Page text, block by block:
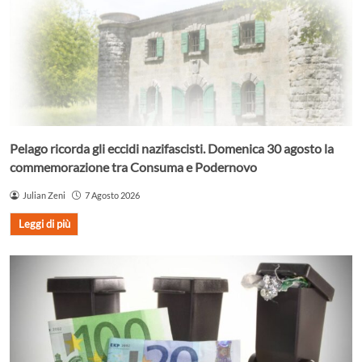
Pelago ricorda gli eccidi nazifascisti. Domenica 30 agosto la
commemorazione tra Consuma e Podernovo
Julian Zeni 7 Agosto 2026
Leggi di più